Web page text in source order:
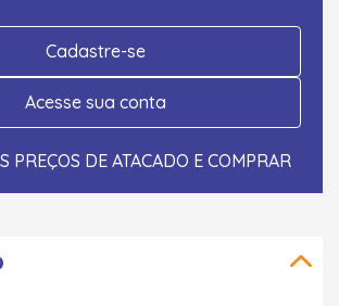
Cadastre-se
Acesse sua conta
PREÇOS DE ATACADO E COMPRAR